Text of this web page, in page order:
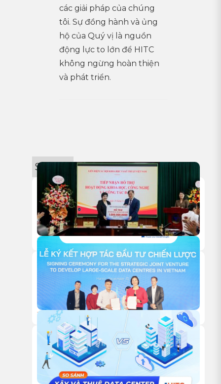
các giải pháp của chúng
tôi. Sự đồng hành và ủng
hộ của Quý vị là nguồn
động lực to lớn để HITC
không ngừng hoàn thiện
và phát triển.
Sự kiện
18/05/2026
HITC TRAO TẶNG 1 TỶ ĐỒNG HỖ TRỢ HOẠT ĐỘNG NGHIÊN
CỨU KHOA HỌC CỦA VUSTA
18/12/2025
HỘI NGHỊ KHÁCH HÀNG HITC 2025 – VỮNG BƯỚC ĐỒNG
HÀNH, VƯƠN XA CÙNG HẠ TẦNG XANH